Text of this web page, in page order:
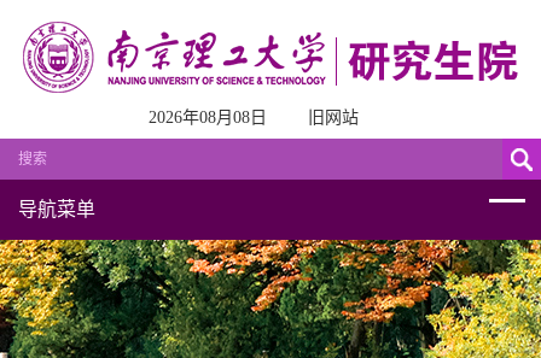
2026年08月08日 旧网站
导航菜单